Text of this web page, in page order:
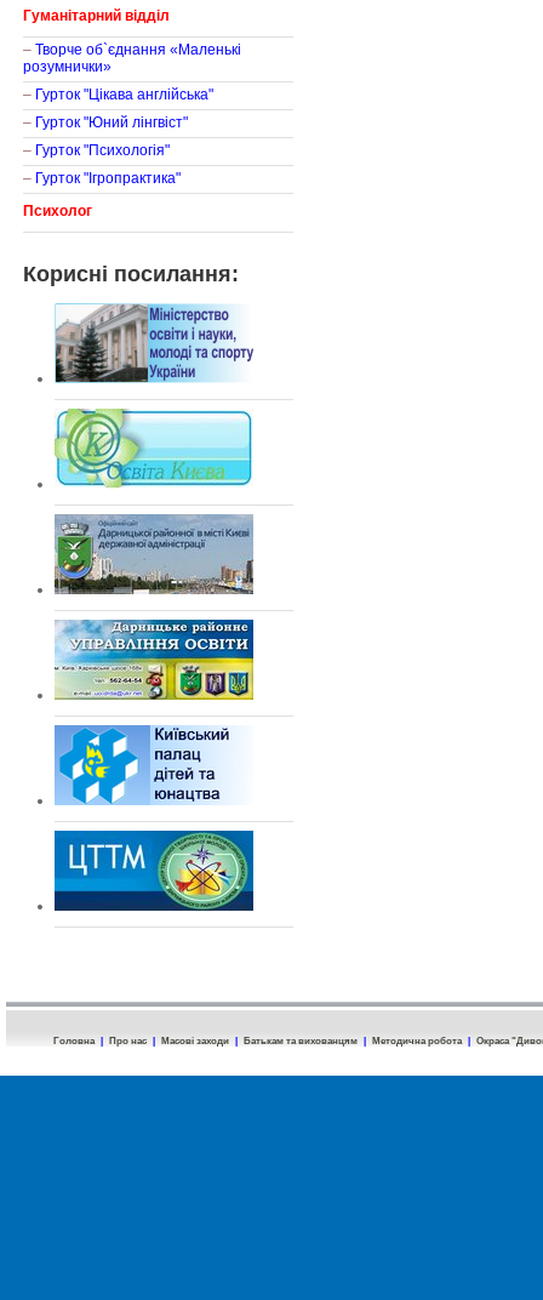
Гуманітарний відділ
– Творче об`єднання «Маленькі
розумнички»
– Гурток "Цікава англійська"
– Гурток "Юний лінгвіст"
– Гурток "Психологія"
– Гурток "Ігропрактика"
Психолог
Корисні посилання:
Головна Про нас Масові заходи Батькам та вихованцям Методична робота Окраса